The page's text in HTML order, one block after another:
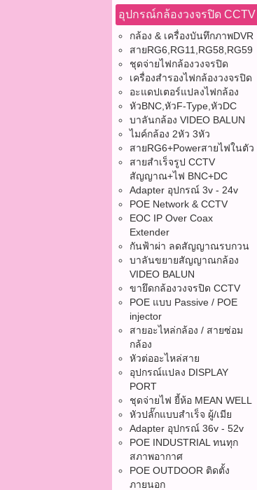
อุปกรณ์กล้องวงจรปิด CCTV
กล้อง & เครื่องบันทึกภาพDVR
สายRG6,RG11,RG58,RG59
ชุดจ่ายไฟกล้องวงจรปิด
เครื่องสำรองไฟกล้องวงจรปิด
อะแดปเตอร์แปลงไฟกล้อง
หัวBNC,หัวF-Type,หัวDC
บาลันกล้อง VIDEO BALUN
ไมค์กล้อง 2หัว 3หัว
สายRG6+Powerสายไฟในตัว
สายสำเร็จรูป CCTV
สัญญาณ+ไฟ BNC+DC
Adapter อุปกรณ์ 3v - 24v
POE Network & CCTV
EOC IP Over Coax
Extender
กันฟ้าผ่า ลดสัญญาณรบกวน
บาลันขยายสัญญาณกล้อง
VIDEO BALUN
ขายึดกล้องวงจรปิด CCTV
POE แบบ Passive / POE
injector
สายอะไหล่กล้อง / สายซ่อม
กล้อง
หัวต่ออะไหล่สาย
อุปกรณ์แปลง DISPLAY
PORT
ชุดจ่ายไฟ ยี้ห้อ MEAN WELL
หัวปลั๊กแบบสำเร็จ ผู้/เมีย
Adapter อุปกรณ์ 36v - 52v
POE INDUSTRIAL ทนทุก
สภาพอากาศ
POE OUTDOOR ติดตั้ง
ภายนอก